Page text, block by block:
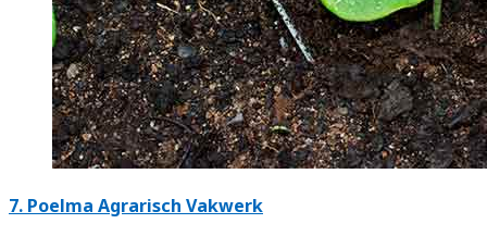
7. Poelma Agrarisch Vakwerk